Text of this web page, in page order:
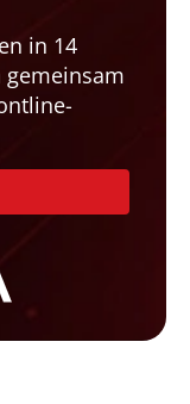
in 14
gemeinsam